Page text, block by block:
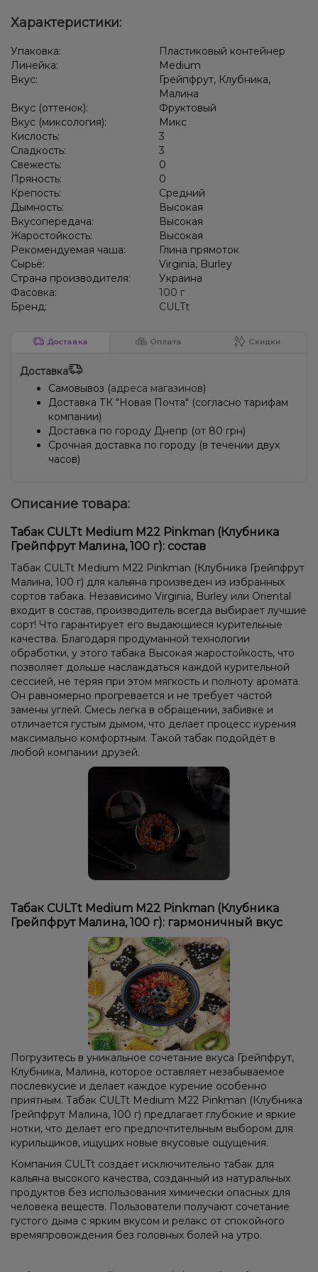
Ананас, Арбуз, Дыня Апельсин, Лайм, Мята
Грейпфрут, Клубника, Малина
Клубника, Пирог/Кондитерка, Чизкейк
Амарето, Лимон, Пирог/Кондитерка
Апельсин, Грейпфрут Лёд/Холодок, Лимон, Чай
Характеристики:
Упаковка:
Пластиковый контейнер
Линейка:
Medium
Вкус:
Грейпфрут, Клубника,
Малина
Вкус (оттенок):
Фруктовый
Вкус (миксология):
Микс
Кислость:
3
Сладкость:
3
Свежесть:
0
Пряность:
0
Крепость:
Средний
Дымность:
Высокая
Вкусопередача:
Высокая
Жаростойкость:
Высокая
Рекомендуемая чаша:
Глина прямоток
Сырьё:
Virginia, Burley
Страна производителя:
Украина
Фасовка:
100 г
Бренд:
CULTt
Доставка Оплата Скидки
Доставка
Самовывоз (адреса магазинов)
Доставка ТК "Новая Почта" (согласно тарифам
компании)
Доставка по городу Днепр (от 80 грн)
Срочная доставка по городу (в течении двух
часов)
Описание товара:
Табак CULTt Medium M22 Pinkman (Клубника
Грейпфрут Малина, 100 г): состав
Табак CULTt Medium M22 Pinkman (Клубника Грейпфрут
Малина, 100 г) для кальяна произведен из избранных
сортов табака. Независимо Virginia, Burley или Oriental
входит в состав, производитель всегда выбирает лучшие
сорт! Что гарантирует его выдающиеся курительные
качества. Благодаря продуманной технологии
обработки, у этого табака Высокая жаростойкость, что
позволяет дольше наслаждаться каждой курительной
сессией, не теряя при этом мягкость и полноту аромата.
Он равномерно прогревается и не требует частой
замены углей. Смесь легка в обращении, забивке и
отличается густым дымом, что делает процесс курения
максимально комфортным. Такой табак подойдёт в
любой компании друзей.
Табак CULTt Medium M22 Pinkman (Клубника
Грейпфрут Малина, 100 г): гармоничный вкус
Погрузитесь в уникальное сочетание вкуса Грейпфрут,
Клубника, Малина, которое оставляет незабываемое
послевкусие и делает каждое курение особенно
приятным. Табак CULTt Medium M22 Pinkman (Клубника
Грейпфрут Малина, 100 г) предлагает глубокие и яркие
нотки, что делает его предпочтительным выбором для
курильщиков, ищущих новые вкусовые ощущения.
Компания CULTt создает исключительно табак для
кальяна высокого качества, созданный из натуральных
продуктов без использования химически опасных для
человека веществ. Пользователи получают сочетание
густого дыма с ярким вкусом и релакс от спокойного
времяпровождения без головных болей на утро.